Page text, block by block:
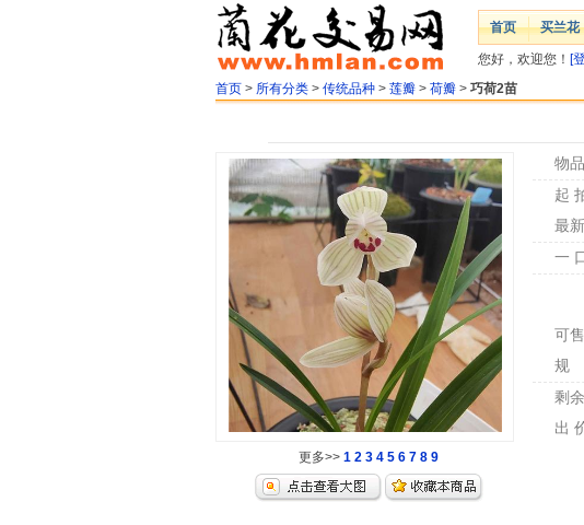
首页 买兰花
您好，欢迎您！ [
首页 > 所有分类 > 传统品种 > 莲瓣 > 荷瓣 > 巧荷2苗
更多>> 1 2 3 4 5 6 7 8 9
物
起
最
一
可
规
剩
出